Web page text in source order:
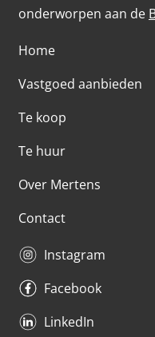
onderworpen aan de
Home
Vastgoed aanbieden
Te koop
Te huur
Over Mertens
Contact
Instagram
Facebook
LinkedIn